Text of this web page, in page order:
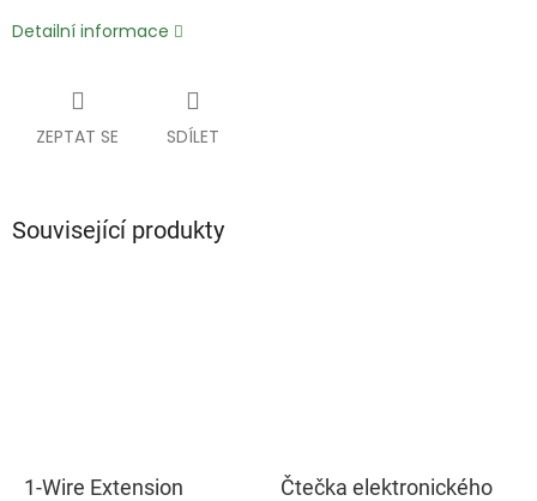
Detailní informace
ZEPTAT SE SDÍLET
Související produkty
1-Wire Extension
Čtečka elektronického